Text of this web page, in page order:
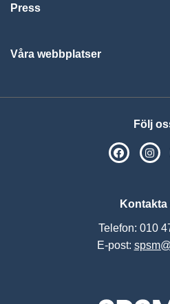
Press
Våra webbplatser
Följ
SPSM
Kontakta
Telefon: 010
E-post: